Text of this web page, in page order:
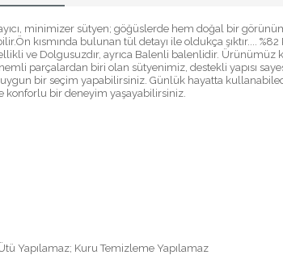
minimizer sütyen; göğüslerde hem doğal bir
kısmında bulunan tül detayı ile oldukça şıktır....
ve Dolgusuzdır, ayrıca Balenli balenlidir.
parçalardan biri olan sütyenimiz, destekli yapısı
bir seçim yapabilirsiniz. Günlük hayatta
konforlu bir deneyim yaşayabilirsiniz.
Yapılamaz; Kuru Temizleme Yapılamaz